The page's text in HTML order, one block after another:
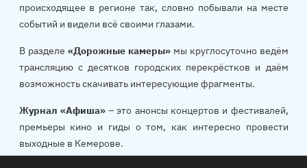
происходящее в регионе так, словно побывали на месте
событий и видели всё своими глазами.
В разделе «Дорожные камеры»мы круглосуточно ведём
трансляцию с десятков городских перекрёстков и даём
возможность скачивать интересующие фрагменты.
Журнал «Афиша»– это анонсы концертов и фестивалей,
премьеры кино и гиды о том, как интересно провести
выходные в Кемерове.